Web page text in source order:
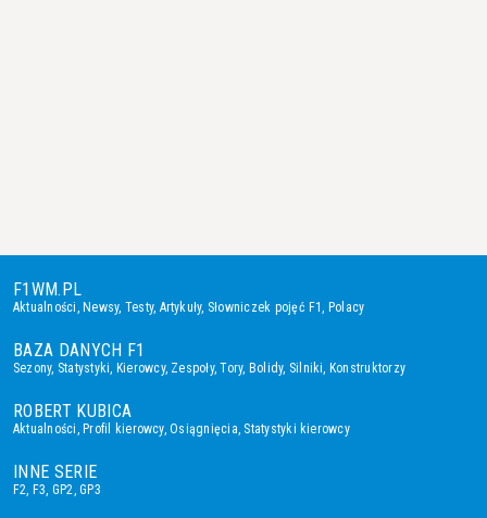
F1WM.PL
Aktualności, Newsy, Testy, Artykuły, Słowniczek pojęć F1, Polacy
BAZA DANYCH F1
Sezony, Statystyki, Kierowcy, Zespoły,Tory, Bolidy, Silniki, Konstruktorzy
ROBERT KUBICA
Aktualności, Profil kierowcy,Osiągnięcia, Statystyki kierowcy
INNE SERIE
F2, F3, GP2,GP3